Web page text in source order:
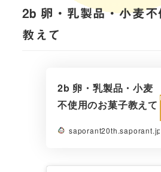
2b 卵・乳製品・小麦
教えて
2b 卵・乳製品・小麦
不使用のお菓子教えて
saporant20th.saporant.jp